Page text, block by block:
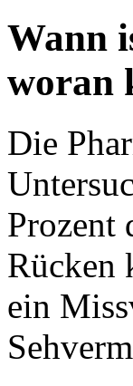
Wann
woran
Die
Prozent
Rücken
ein